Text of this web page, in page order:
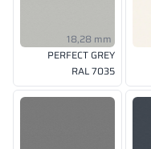
18,28 mm
PERFECT GREY
RAL 7035